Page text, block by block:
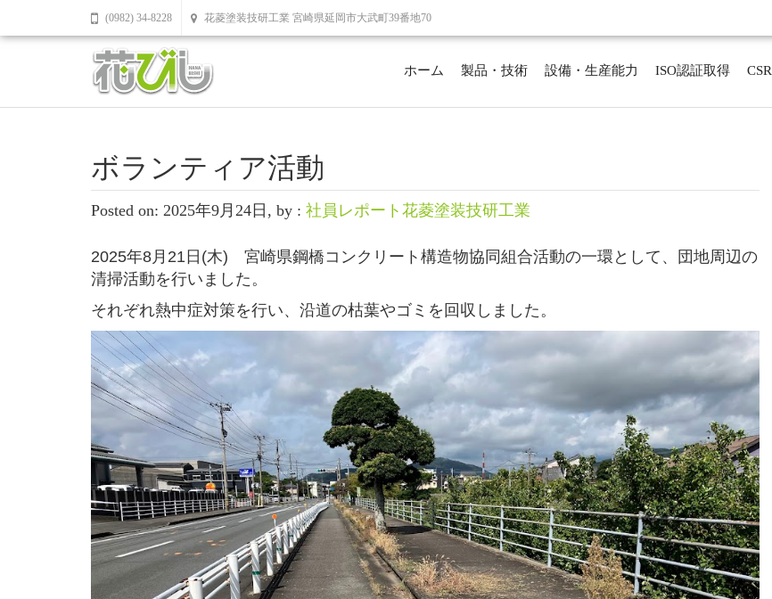
(0982) 34-8228 花菱塗装技研工業 宮崎県延岡市大武町39番地70
ホーム 製品・技術 設備・生産能力 ISO認証取得 CSR
ボランティア活動
Posted on: 2025年9月24日, by : 社員レポート花菱塗装技研工業
2025年8月21日(木) 宮崎県鋼橋コンクリート構造物協同組合活動の一環として、団地周辺の
清掃活動を行いました。
それぞれ熱中症対策を行い、沿道の枯葉やゴミを回収しました。